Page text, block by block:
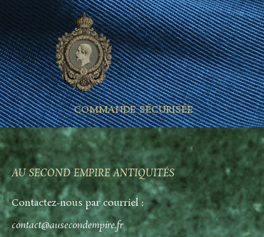
COMMANDE SÉCURISÉE
AU SECOND EMPIRE ANTIQUITÉS
Contactez-nous par courriel :
contact@ausecondempire.fr